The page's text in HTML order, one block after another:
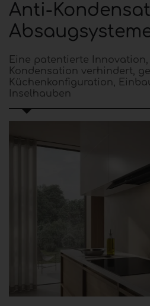
Anti-
Eine patentierte
Kondensation verhindert,
Küchenkonfiguration,
Inselhauben